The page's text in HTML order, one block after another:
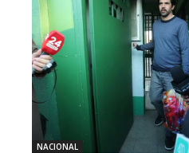
NACIONAL